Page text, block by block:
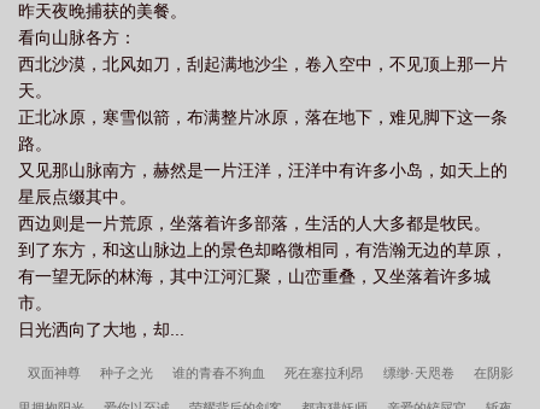
github 开源阅读书源合集
意思 开源什么意思
源证券给予滨化股份评级
超导 开源鸿蒙数字科技公司成立 开源证券维持万凯新材评级 开源节
流
书源导入网址
昨天夜晚捕获的美餐。
看向山脉各方：
西北沙漠，北风如刀，刮起满地沙尘，卷入空中，不见顶上那一片
天。
正北冰原，寒雪似箭，布满整片冰原，落在地下，难见脚下这一条
路。
又见那山脉南方，赫然是一片汪洋，汪洋中有许多小岛，如天上的
星辰点缀其中。
西边则是一片荒原，坐落着许多部落，生活的人大多都是牧民。
到了东方，和这山脉边上的景色却略微相同，有浩瀚无边的草原，
有一望无际的林海，其中江河汇聚，山峦重叠，又坐落着许多城
市。
日光洒向了大地，却...
双面神尊 种子之光 谁的青春不狗血 死在塞拉利昂 缥缈·天咫卷 在阴影